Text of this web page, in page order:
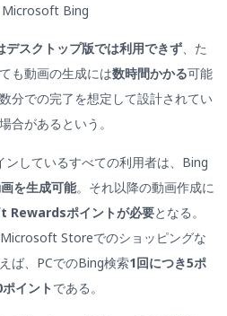
Microsoft Bing
スクトップ版では利用できず、た
も動画の生成には数時間かかる可能
分での完了を想定して設計されてい
合があるという。
しているすべての利用者は、Bing
を生成可能。それ以降の動画作成に
Rewardsポイントが必要となる。
Storeでのショッピングな
ば、PCでのBing検索1回につき5ポ
イント である。